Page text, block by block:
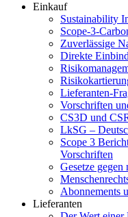
Einkauf
Sustainability
Scope-3-
Zuverlässige
Direkte
Lieferanten-
Vorschriften
CS3D und
LkSG –
Scope 3
Vorschriften
Gesetze
Abonnements
Lieferanten